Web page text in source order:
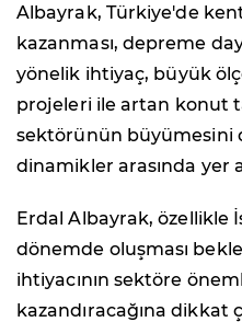
Albayrak, Türkiye'de
kazanması, depreme
yönelik ihtiyaç, büyük
projeleri ile artan konut
sektörünün büyümesini
dinamikler arasında yer
Erdal Albayrak, özellikle
dönemde oluşması
ihtiyacının sektöre
kazandıracağına dikkat